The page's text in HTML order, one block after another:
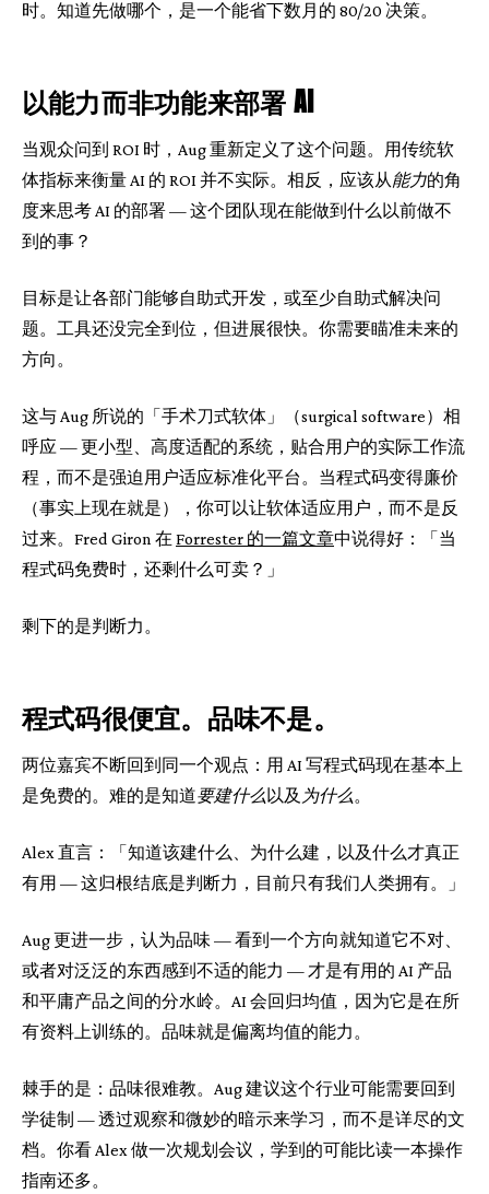
时。知道先做哪个，是一个能省下数月的 80/20 决策。
以能力而非功能来部署 AI
当观众问到 ROI 时，Aug 重新定义了这个问题。用传统软
体指标来衡量 AI 的 ROI 并不实际。相反，应该从能力的角
度来思考 AI 的部署 — 这个团队现在能做到什么以前做不
到的事？
目标是让各部门能够自助式开发，或至少自助式解决问
题。工具还没完全到位，但进展很快。你需要瞄准未来的
方向。
这与 Aug 所说的「手术刀式软体」（surgical software）相
呼应 — 更小型、高度适配的系统，贴合用户的实际工作流
程，而不是强迫用户适应标准化平台。当程式码变得廉价
（事实上现在就是），你可以让软体适应用户，而不是反
过来。Fred Giron 在 Forrester 的一篇文章中说得好：「当
程式码免费时，还剩什么可卖？」
剩下的是判断力。
程式码很便宜。品味不是。
两位嘉宾不断回到同一个观点：用 AI 写程式码现在基本上
是免费的。难的是知道要建什么 以及 为什么。
Alex 直言：「知道该建什么、为什么建，以及什么才真正
有用 — 这归根结底是判断力，目前只有我们人类拥有。」
Aug 更进一步，认为品味 — 看到一个方向就知道它不对、
或者对泛泛的东西感到不适的能力 — 才是有用的 AI 产品
和平庸产品之间的分水岭。AI 会回归均值，因为它是在所
有资料上训练的。品味就是偏离均值的能力。
棘手的是：品味很难教。Aug 建议这个行业可能需要回到
学徒制 — 透过观察和微妙的暗示来学习，而不是详尽的文
档。你看 Alex 做一次规划会议，学到的可能比读一本操作
指南还多。